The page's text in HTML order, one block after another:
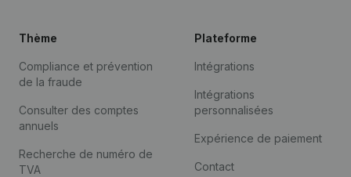
Thème
Compliance et prévention
de la fraude
Consulter des comptes
annuels
Recherche de numéro de
TVA
Plateforme
Intégrations
Intégrations
personnalisées
Expérience de paiement
Contact